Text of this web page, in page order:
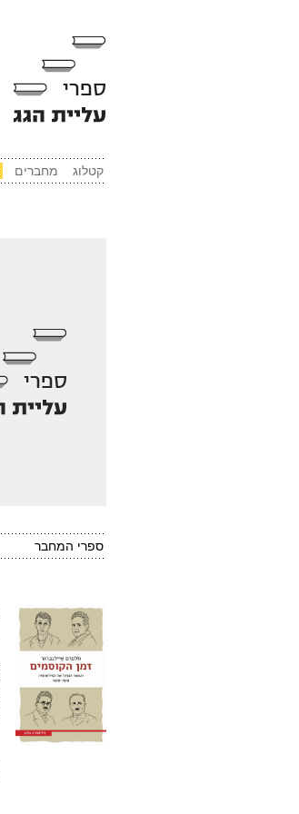
קטלוג מחברים
ספרי המחבר